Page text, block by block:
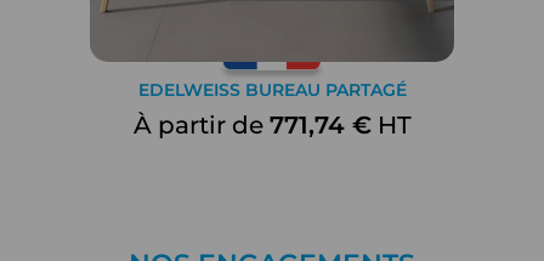
EDELWEISS BUREAU PARTAGÉ
À partir de 771,74 €HT